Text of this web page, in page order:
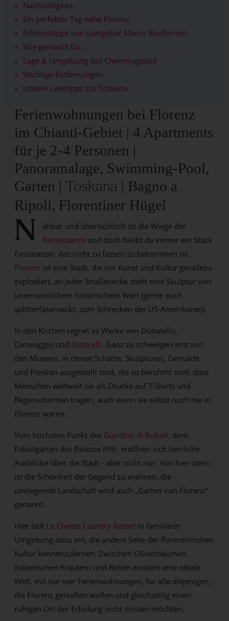
Nachhaltigkeit
Ein perfekter Tag nahe Florenz
Erlebnistipps von Gastgeber Marco Bonferroni
Wie gemacht für...
Lage & Umgebung des Charmingplace
Wichtige Entfernungen
Unsere Lesetipps zur Toskana
Ferienwohnungen bei Florenz
im Chianti-Gebiet | 4 Apartments
für je 2-4 Personen |
Panoramalage, Swimming-Pool,
Garten |
Toskana | Bagno a
Ripoli, Florentiner Hügel
N
ahbar und übersichtlich ist die Wiege der
Renaissance und doch bleibt da immer ein Stück
Faszination, das nicht zu fassen zu bekommen ist.
Florenz ist eine Stadt, die vor Kunst und Kultur geradezu
explodiert, an jeder Straßenecke steht eine Skulptur von
unermesslichem historischem Wert (gerne auch
splitterfasernackt, zum Schrecken der US-Amerikaner).
In den Kirchen regnet es Werke von Donatello,
Caravaggio und Botticelli. Ganz zu schweigen erst von
den Museen, in denen Schätze, Skulpturen, Gemälde
und Fresken ausgestellt sind, die so berühmt sind, dass
Menschen weltweit sie als Drucke auf T-Shirts und
Regenschirmen tragen, auch wenn sie selbst noch nie in
Florenz waren.
Vom höchsten Punkt des Giardino di Boboli, dem
Palastgarten des Palazzo Pitti, eröffnen sich herrliche
Ausblicke über die Stadt - aber nicht nur. Von hier oben
ist die Schönheit der Gegend zu erahnen, die
umliegende Landschaft wird auch „Garten von Florenz“
genannt.
Hier lädt Le Civette Country Resort in familiärer
Umgebung dazu ein, die andere Seite der florentinischen
Kultur kennenzulernen. Zwischen Olivenbäumen,
italienischen Kräutern und Rosen existiert eine ideale
Welt, mit nur vier Ferienwohnungen, für alle diejenigen,
die Florenz genießen wollen und gleichzeitig einen
ruhigen Ort der Erholung nicht missen möchten.